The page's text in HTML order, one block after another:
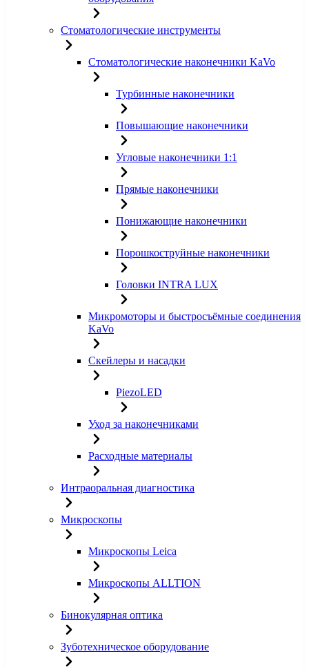
Стоматологические инструменты
Стоматологические наконечники KaVo
Турбинные наконечники
Повышающие наконечники
Угловые наконечники 1:1
Прямые наконечники
Понижающие наконечники
Порошкоструйные наконечники
Головки INTRA LUX
Микромоторы и быстросъёмные соединения
KaVo
Скейлеры и насадки
PiezoLED
Уход за наконечниками
Расходные материалы
Интраоральная диагностика
Микроскопы
Микроскопы Leica
Микроскопы ALLTION
Бинокулярная оптика
Зуботехническое оборудование